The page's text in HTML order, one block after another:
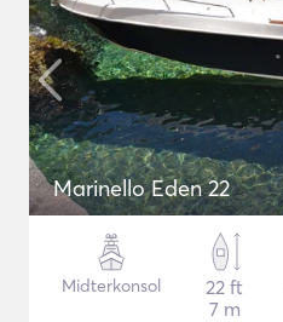
Marinello Eden 22
Midterkonsol
22 ft
7 m